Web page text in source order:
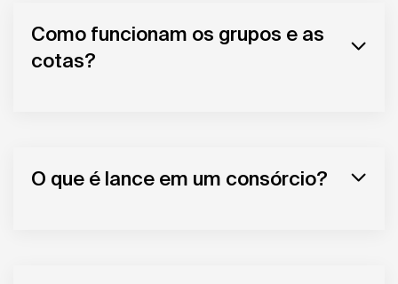
Como funcionam os grupos e as
cotas?
O que é lance em um consórcio?